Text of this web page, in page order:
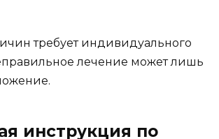
требует индивидуального
лечение может лишь
инструкция по